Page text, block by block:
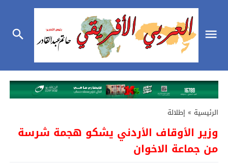
الرئيسية » إطلالة
وزير الأوقاف الأردني يشكو هجمة شرسة
من جماعة الاخوان